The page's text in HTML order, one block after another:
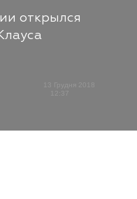
открылся
13 Грудня 2018
12:37